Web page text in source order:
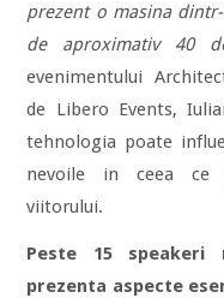
prezent o masina
de aproximativ 40
evenimentului
de Libero Events,
tehnologia poate
nevoile in ceea ce
viitorului.
Peste 15 speakeri
prezenta aspecte